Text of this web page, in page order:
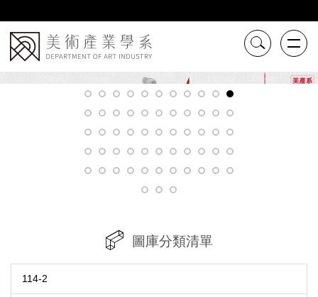
到
主
要
內
容
圖庫分類清單
114-2